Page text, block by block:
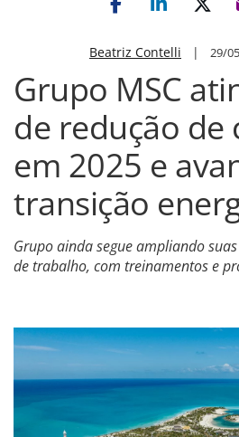
Beatriz Contelli | 29/
Grupo MSC
de redução de
em 2025 e
transição
Grupo ainda segue ampliando
de trabalho, com treinamentos e